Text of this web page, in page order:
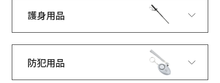
護身用品
防犯用品